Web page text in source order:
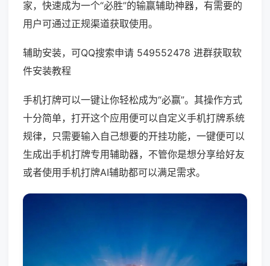
家，快速成为一个“必胜”的输赢辅助神器，有需要的
用户可通过正规渠道获取使用。
辅助安装，可QQ搜索申请 549552478 进群获取软
件安装教程
手机打牌可以一键让你轻松成为“必赢”。其操作方式
十分简单，打开这个应用便可以自定义手机打牌系统
规律，只需要输入自己想要的开挂功能，一键便可以
生成出手机打牌专用辅助器，不管你是想分享给好友
或者使用手机打牌AI辅助都可以满足需求。